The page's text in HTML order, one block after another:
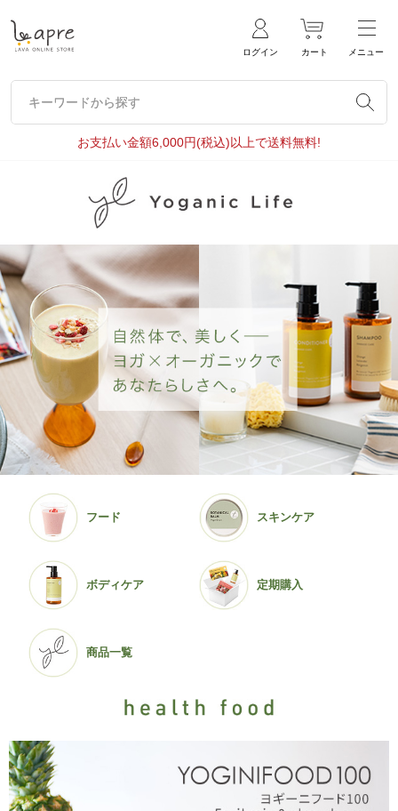
ログイン カート メニュー
キーワードから探す
キーワードから探す
お支払い金額6,000円(税込)以上で送料無料!
フード スキンケア
ボディケア 定期購入
商品一覧